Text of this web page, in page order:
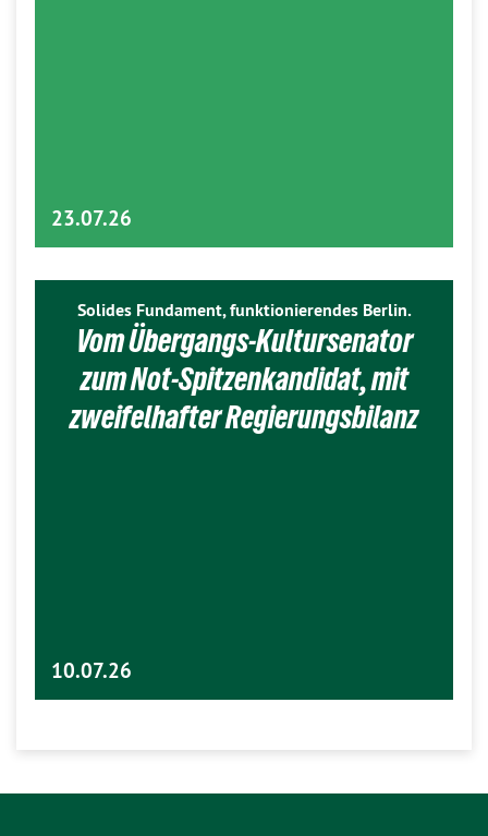
23.07.26
Solides Fundament, funktionierendes Berlin.
Vom Übergangs-Kultursenator
zum Not-Spitzenkandidat, mit
zweifelhafter Regierungsbilanz
10.07.26